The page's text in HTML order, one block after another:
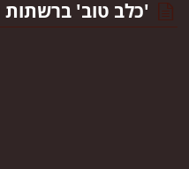
'כלב טוב' ברשתות